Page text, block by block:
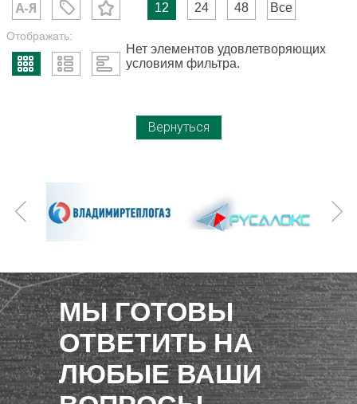
12 24 48 Все
Отображать:
Нет элементов удовлетворяющих
условиям фильтра.
Вернуться
МЫ ГОТОВЫ
ОТВЕТИТЬ НА
ЛЮБЫЕ ВАШИ